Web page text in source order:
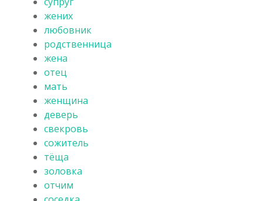
жених
любовник
родственница
жена
отец
мать
женщина
деверь
свекровь
сожитель
тёща
золовка
отчим